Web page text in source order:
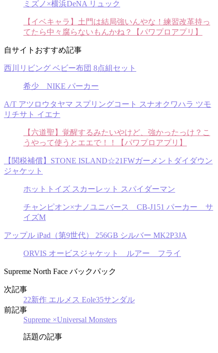
ミズノ×横浜DeNA リュック
【イベキャラ】土門は結局強いんやな！練習改革持っ
てたら中々腐らないもんかね？【パワプロアプリ】
自サイトおすすめ記事
西川リビング ベビー布団 8点組セット
希少 NIKE パーカー
A/T アツロウタヤマ スプリングコート スナオクワハラ ツモ
リチサト イエナ
【六道聖】覚醒するみたいやけど、強かったっけ？こ
うやって使うとエエで！！【パワプロアプリ】
【関税補償】STONE ISLAND☆21FWガーメントダイダウン
ジャケット
ホットトイズ スカーレット スパイダーマン
チャンピオン×ナノユニバース CB-J151 パーカー サ
イズM
アップル iPad（第9世代） 256GB シルバー MK2P3JA
ORVIS オービスジャケット ルアー フライ
Supreme North Face バックパック
次記事
22新作 エルメス Eole35サンダル
前記事
Supreme ×Universal Monsters
話題の記事